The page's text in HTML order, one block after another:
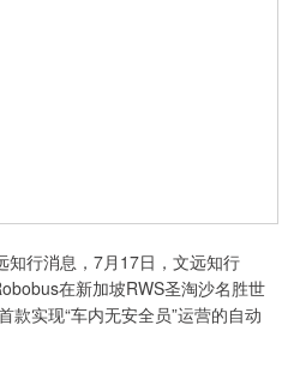
行消息，7月17日，文远知行
在新加坡RWS圣淘沙名胜世
款实现“车内无安全员”运营的自动